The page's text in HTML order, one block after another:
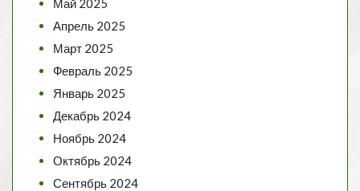
Май 2025
Апрель 2025
Март 2025
Февраль 2025
Январь 2025
Декабрь 2024
Ноябрь 2024
Октябрь 2024
Сентябрь 2024